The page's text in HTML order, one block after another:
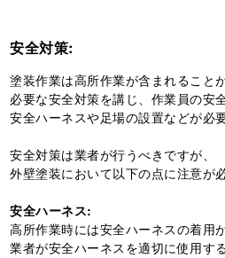
安全対策:
塗装作業は高所作業が含まれること
必要な安全対策を講じ、作業員の安
安全ハーネスや足場の設置などが必要
安全対策は業者が行うべきですが、
外壁塗装において以下の点に注意が
安全ハーネス:
高所作業時には安全ハーネスの着用
業者が安全ハーネスを適切に使用す